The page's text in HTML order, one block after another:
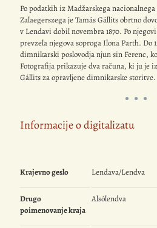
Po podatkih iz Madžarskega
Zalaegerszega je Tamás Gállits obrtno
v Lendavi dobil novembra 1870. Po
prevzela njegova soproga Ilona Parth. Do
dimnikarski poslovodja njun sin Ferenc,
Fotografija prikazuje dva računa, ki ju je
Gállits za opravljene dimnikarske storitve.
Informacije o digitalizatu
Krajevno geslo Lendava/Lendva
Drugo
poimenovanje kraja
Alsólendva